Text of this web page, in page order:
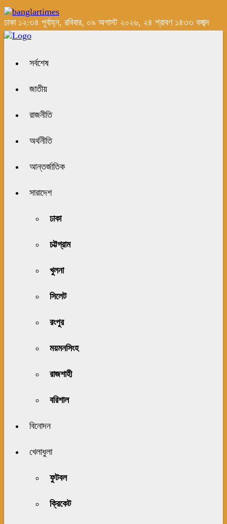
ঢাকা ১২:৩৪ পূর্বাহ্ন, রবিবার, ০৯ অগাস্ট ২০২৬, ২৪ শ্রাবণ ১৪৩৩ বঙ্গাব্দ
সর্বশেষ
জাতীয়
রাজনীতি
অর্থনীতি
আন্তর্জাতিক
সারাদেশ
ঢাকা
চট্টগ্রাম
খুলনা
সিলেট
রংপুর
ময়মনসিংহ
রাজশাহী
বরিশাল
বিনোদন
খেলাধুলা
ফুটবল
ক্রিকেট